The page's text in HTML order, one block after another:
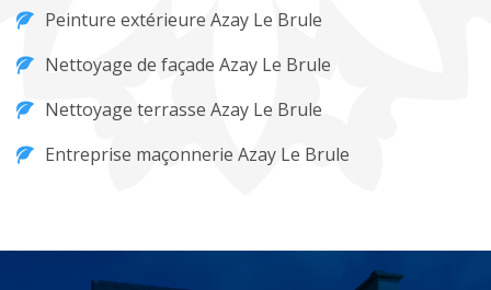
Peinture extérieure Azay Le Brule
Nettoyage de façade Azay Le Brule
Nettoyage terrasse Azay Le Brule
Entreprise maçonnerie Azay Le Brule